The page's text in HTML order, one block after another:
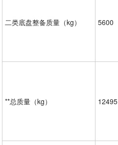
二类底盘整备质量（kg） 5600
**总质量（kg） 12495